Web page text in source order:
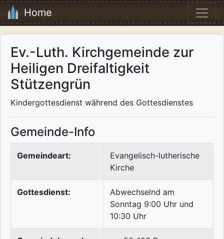
Home
Ev.-Luth. Kirchgemeinde zur
Heiligen Dreifaltigkeit
Stützengrün
Kindergottesdienst während des Gottesdienstes
Gemeinde-Info
Gemeindeart:
Evangelisch-lutherische
Kirche
Gottesdienst:
Abwechselnd am
Sonntag 9:00 Uhr und
10:30 Uhr